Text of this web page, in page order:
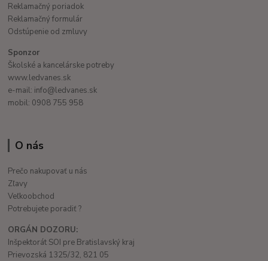
Reklamačný poriadok
Reklamačný formulár
Odstúpenie od zmluvy
Sponzor
Školské a kancelárske potreby
www.ledvanes.sk
e-mail: info@ledvanes.sk
mobil: 0908 755 958
O nás
Prečo nakupovať u nás
Zľavy
Veľkoobchod
Potrebujete poradiť ?
ORGÁN DOZORU:
Inšpektorát SOI pre Bratislavský kraj
Prievozská 1325/32, 821 05